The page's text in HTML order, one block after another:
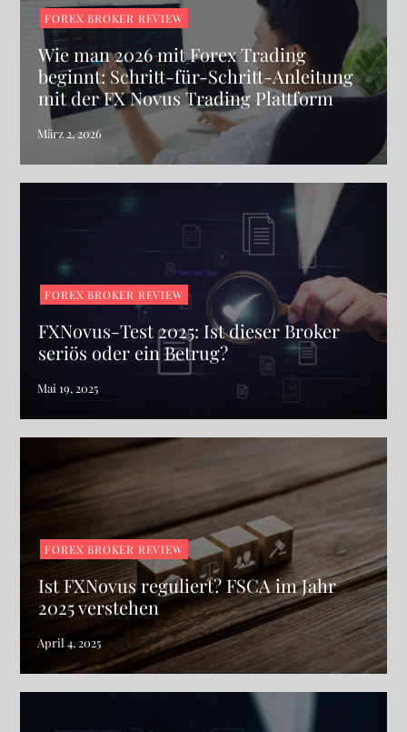
FOREX BROKER REVIEW
Wie man 2026 mit Forex Trading
beginnt: Schritt-für-Schritt-Anleitung
mit der FX Novus Trading Plattform
FOREX BROKER REVIEW
FXNovus-Test 2025: Ist dieser Broker
seriös oder ein Betrug?
FOREX BROKER REVIEW
Ist FXNovus reguliert? FSCA im Jahr
2025 verstehen